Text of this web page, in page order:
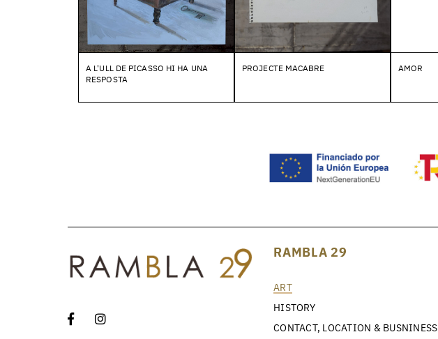
A L'ULL DE PICASSO HI HA UNA
RESPOSTA
PROJECTE MACABRE AMOR
RAMBLA 29
ART
HISTORY
CONTACT, LOCATION & BUSNINESS